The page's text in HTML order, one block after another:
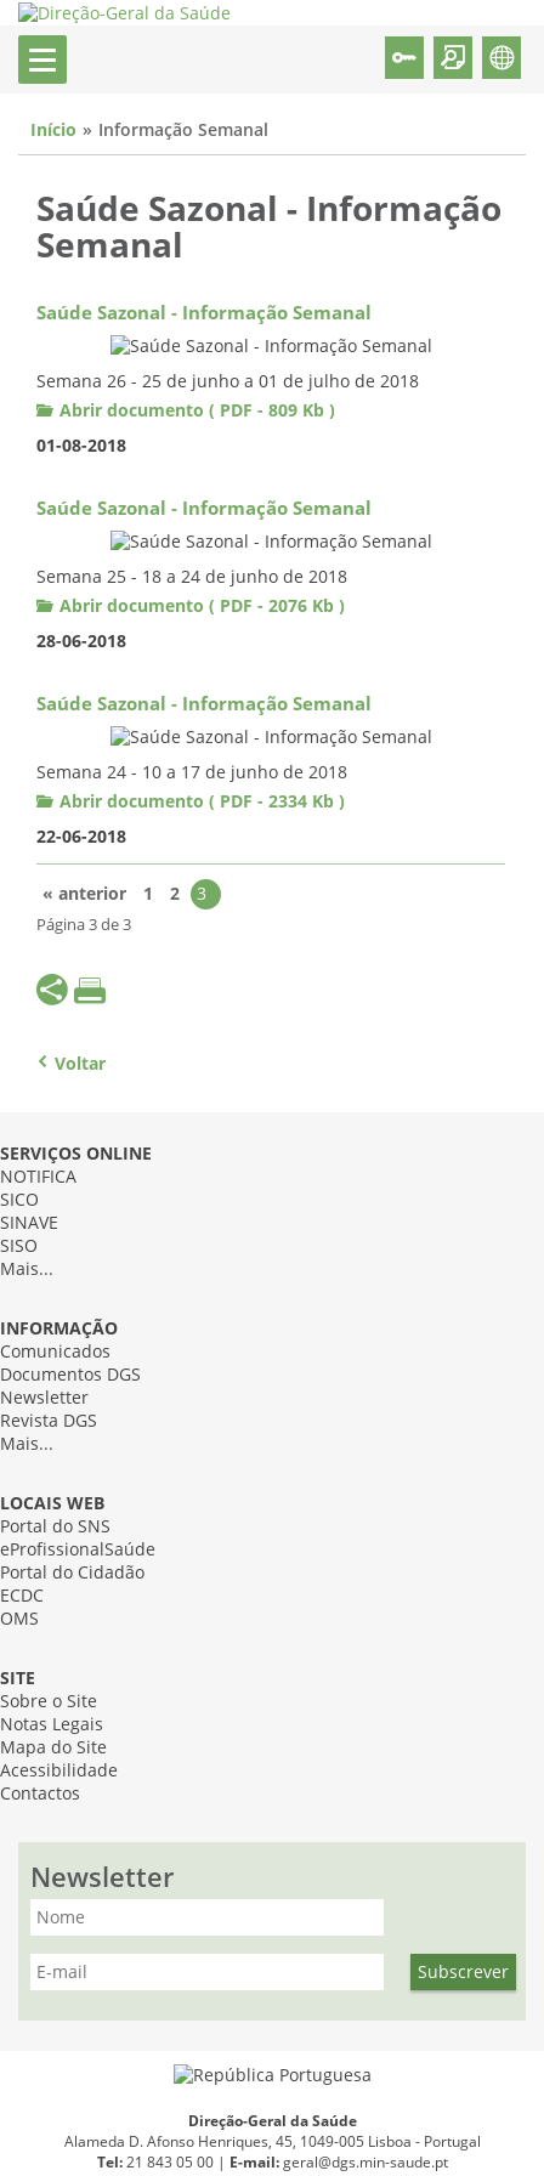
Início Informação Semanal
Saúde Sazonal - Informação
Semanal
Saúde Sazonal - Informação Semanal
Semana 26 - 25 de junho a 01 de julho de 2018
Abrir documento ( PDF - 809 Kb )
01-08-2018
Saúde Sazonal - Informação Semanal
Semana 25 - 18 a 24 de junho de 2018
Abrir documento ( PDF - 2076 Kb )
28-06-2018
Saúde Sazonal - Informação Semanal
Semana 24 - 10 a 17 de junho de 2018
Abrir documento ( PDF - 2334 Kb )
22-06-2018
« anterior 1 2 3
Página 3 de 3
Voltar
SERVIÇOS ONLINE
NOTIFICA
SICO
SINAVE
SISO
Mais...
INFORMAÇÃO
Comunicados
Documentos DGS
Newsletter
Revista DGS
Mais...
LOCAIS WEB
Portal do SNS
eProfissionalSaúde
Portal do Cidadão
ECDC
OMS
SITE
Sobre o Site
Notas Legais
Mapa do Site
Acessibilidade
Contactos
Newsletter
Direção-Geral da Saúde
Alameda D. Afonso Henriques, 45, 1049-005 Lisboa - Portugal
Tel:21 843 05 00 | E-mail: geral@dgs.min-saude.pt